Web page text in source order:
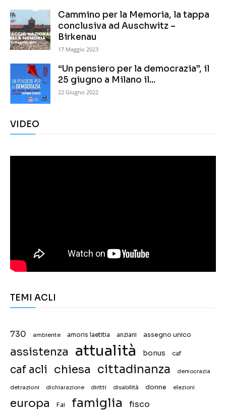
Cammino per la Memoria, la tappa
conclusiva ad Auschwitz –
Birkenau
17 Maggio 2023
“Un pensiero per la democrazia”, il
25 giugno a Milano il...
22 Giugno 2022
VIDEO
TEMI ACLI
730 ambiente amoris laetitia anziani assegno unico
assistenza attualità bonus caf
caf acli chiesa cittadinanza democrazia
detrazioni dichiarazione diritti disabilità donne elezioni
europa Fai famiglia fisco